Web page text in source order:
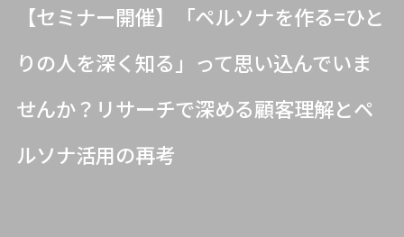
【セミナー開催】「ペルソナを作る=ひと
りの人を深く知る」って思い込んでいま
せんか？リサーチで深める顧客理解とペ
ルソナ活用の再考